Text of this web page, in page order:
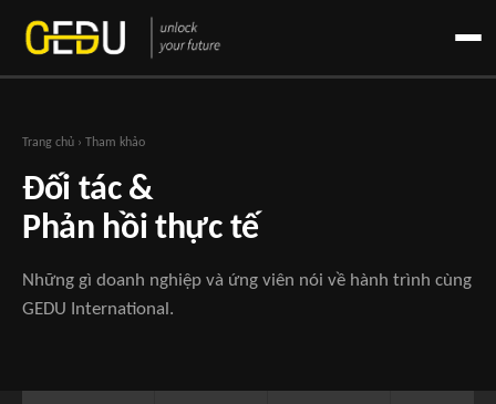
Trang chủ › Tham khảo
Đối tác &
Phản hồi thực tế
Những gì doanh nghiệp và ứng viên nói về hành trình cùng
GEDU International.